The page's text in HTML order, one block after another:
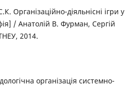
Організаційно-діяльнісні ігри у
/ Анатолій В. Фурман, Cергій
2014.
організація системно-